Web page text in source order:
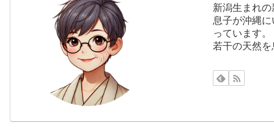
新潟生まれ
息子が沖縄
っています。
若干の天然